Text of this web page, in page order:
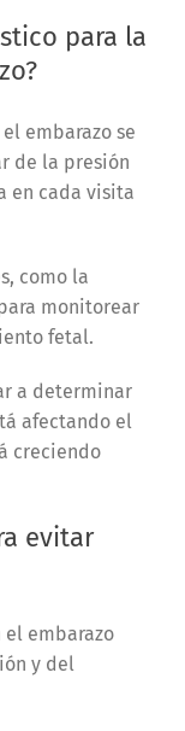
para la
embarazo se
de la presión
en cada visita
como la
monitorear
fetal.
a determinar
afectando el
creciendo
evitar
embarazo
y del